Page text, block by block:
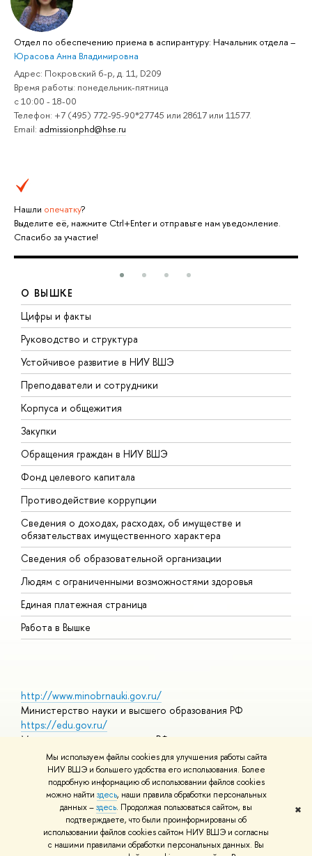
Мы используем файлы cookies для улучшения работы сайта
НИУ ВШЭ и большего удобства его использования. Более
подробную информацию об использовании файлов cookies
можно найти здесь, наши правила обработки персональных
данных –здесь. Продолжая пользоваться сайтом, вы
подтверждаете, что были проинформированы об
использовании файлов cookies сайтом НИУ ВШЭ и согласны
с нашими правилами обработки персональных данных. Вы
✖
Отдел по обеспечению приема в аспирантуру: Начальник отдела –
Юрасова Анна Владимировна
Адрес: Покровский б-р, д. 11, D209
Время работы: понедельник-пятница
с 10:00 - 18-00
Телефон: +7 (495) 772-95-90*27745 или 28617 или 11577.
Email: admissionphd@hse.ru
Нашли опечатку?
Выделите её, нажмите Ctrl+Enter и отправьте нам уведомление.
Спасибо за участие!
О ВЫШКЕ
Цифры и факты
Руководство и структура
Устойчивое развитие в НИУ ВШЭ
Преподаватели и сотрудники
Корпуса и общежития
Закупки
Обращения граждан в НИУ ВШЭ
Фонд целевого капитала
Противодействие коррупции
Сведения о доходах, расходах, об имуществе и
обязательствах имущественного характера
Сведения об образовательной организации
Людям с ограниченными возможностями здоровья
Единая платежная страница
Работа в Вышке
http://www.minobrnauki.gov.ru/
Министерство науки и высшего образования РФ
https://edu.gov.ru/
Министерство просвещения РФ
https://elearning.hse.ru/mooc
Массовые открытые онлайн-курсы
© НИУ ВШЭ 1993–2026 Адреса и контактыУсловия
использования материалов Политика конфиденциальности
Шрифты HSE Sans и HSE Slab разработаны вШколе дизайна НИУ